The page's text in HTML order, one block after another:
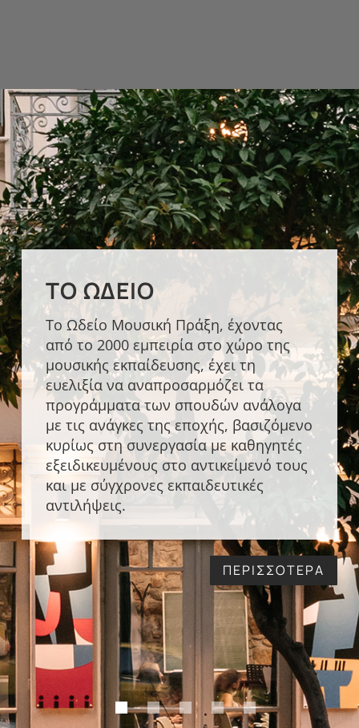
ΤΟ ΩΔΕΊΟ
Το Ωδείο Μουσική Πράξη, έχοντας
από το 2000 εμπειρία στο χώρο της
μουσικής εκπαίδευσης, έχει τη
ευελιξία να αναπροσαρμόζει τα
προγράμματα των σπουδών ανάλογα
με τις ανάγκες της εποχής, βασιζόμενο
κυρίως στη συνεργασία με καθηγητές
εξειδικευμένους στο αντικείμενό τους
και με σύγχρονες εκπαιδευτικές
αντιλήψεις.
ΠΕΡΙΣΣΟΤΕΡΑ